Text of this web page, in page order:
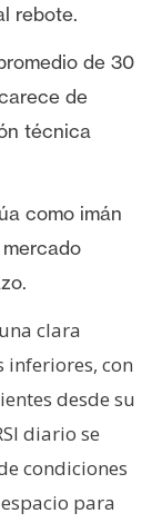
rebote.
de 30
de
técnica
como imán
clara
con
desde su
diario se
condiciones
para